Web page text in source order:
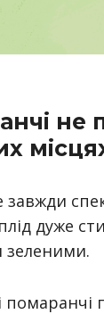
не
завжди
дуже
зеленими.
помаранчі